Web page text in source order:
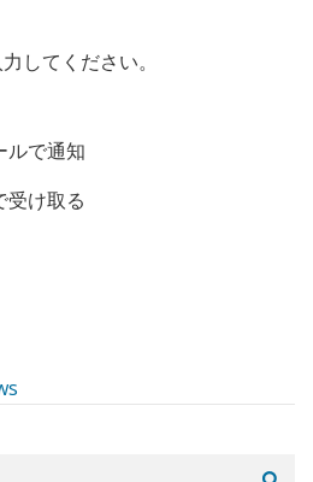
してください。
ルで通知
受け取る